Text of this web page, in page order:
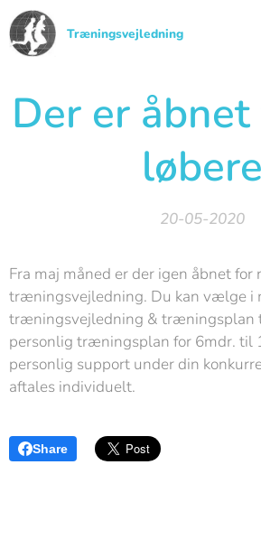
Træningsvejledning
Der er
løbere
20-05-2020
Fra maj måned er der igen åbnet for
træningsvejledning. Du kan vælge i
træningsvejledning & træningsplan
personlig træningsplan for 6mdr. til
personlig support under din
aftales individuelt.
Share